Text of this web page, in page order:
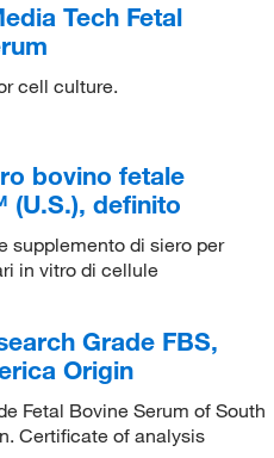
Tech Fetal
cell culture.
bovino fetale
(U.S.), definito
supplemento di siero per
in vitro di cellule
Grade FBS,
Origin
Fetal Bovine Serum of South
Certificate of analysis